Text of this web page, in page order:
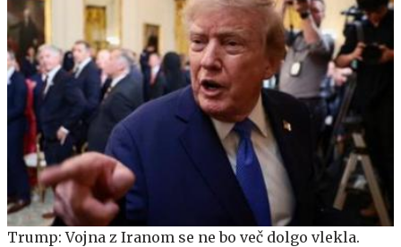
Trump: Vojna z Iranom se ne bo več dolgo vlekla.